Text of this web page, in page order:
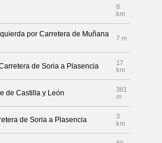
8
km
por Carretera de Muñana
7 m
de Soria a Plasencia
17
km
de Castilla y León
361
m
de Soria a Plasencia
3
km